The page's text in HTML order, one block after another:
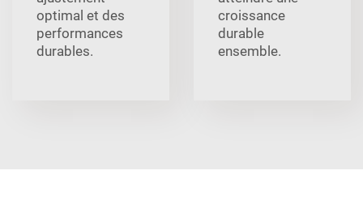
optimal et des
performances
durables.
croissance
durable
ensemble.